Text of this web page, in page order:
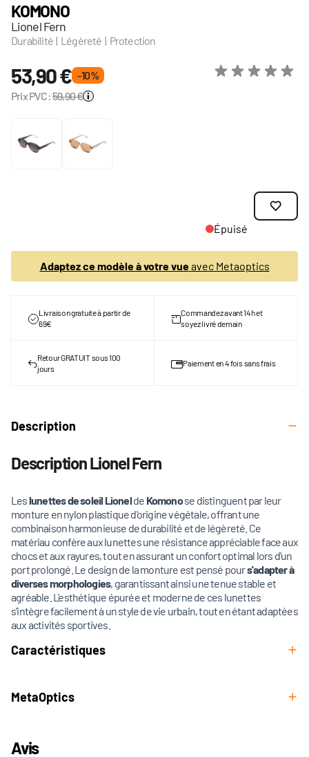
KOMONO
Lionel Fern
Durabilité | Légèreté | Protection
53,90 € - 10 %
Prix PVC:59,90 €
Épuisé
Adaptez ce modèle à votre vueavec Metaoptics
Livraison gratuite à partir de
69€
Commandez avant 14h et
soyez livré demain
Retour GRATUIT sous 100
jours
Paiement en 4 fois sans frais
Description
Description Lionel Fern
Leslunettes de soleil Lionelde Komonose distinguent par leur
monture en nylon plastique d'origine végétale, offrant une
combinaison harmonieuse de durabilité et de légèreté. Ce
matériau confère aux lunettes une résistance appréciable face aux
chocs et aux rayures, tout en assurant un confort optimal lors d'un
port prolongé. Le design de la monture est pensé pours'adapter à
diverses morphologies, garantissant ainsi une tenue stable et
agréable. L'esthétique épurée et moderne de ces lunettes
s'intègre facilement à un style de vie urbain, tout en étant adaptées
aux activités sportives.
Caractéristiques
MetaOptics
Avis